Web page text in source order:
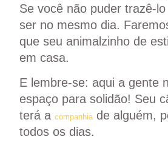
Se você não puder trazê-
ser no mesmo dia.
que seu animalzinho de
em casa.
E lembre-se: aqui a gente
espaço para solidão! Seu
terá a companhiade alguém,
todos os dias.